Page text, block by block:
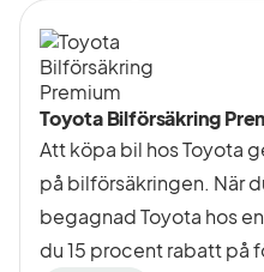
Toyota Bilförsäkring
Att köpa bil hos Toyota
på bilförsäkringen. När
begagnad Toyota hos
du 15 procent rabatt på